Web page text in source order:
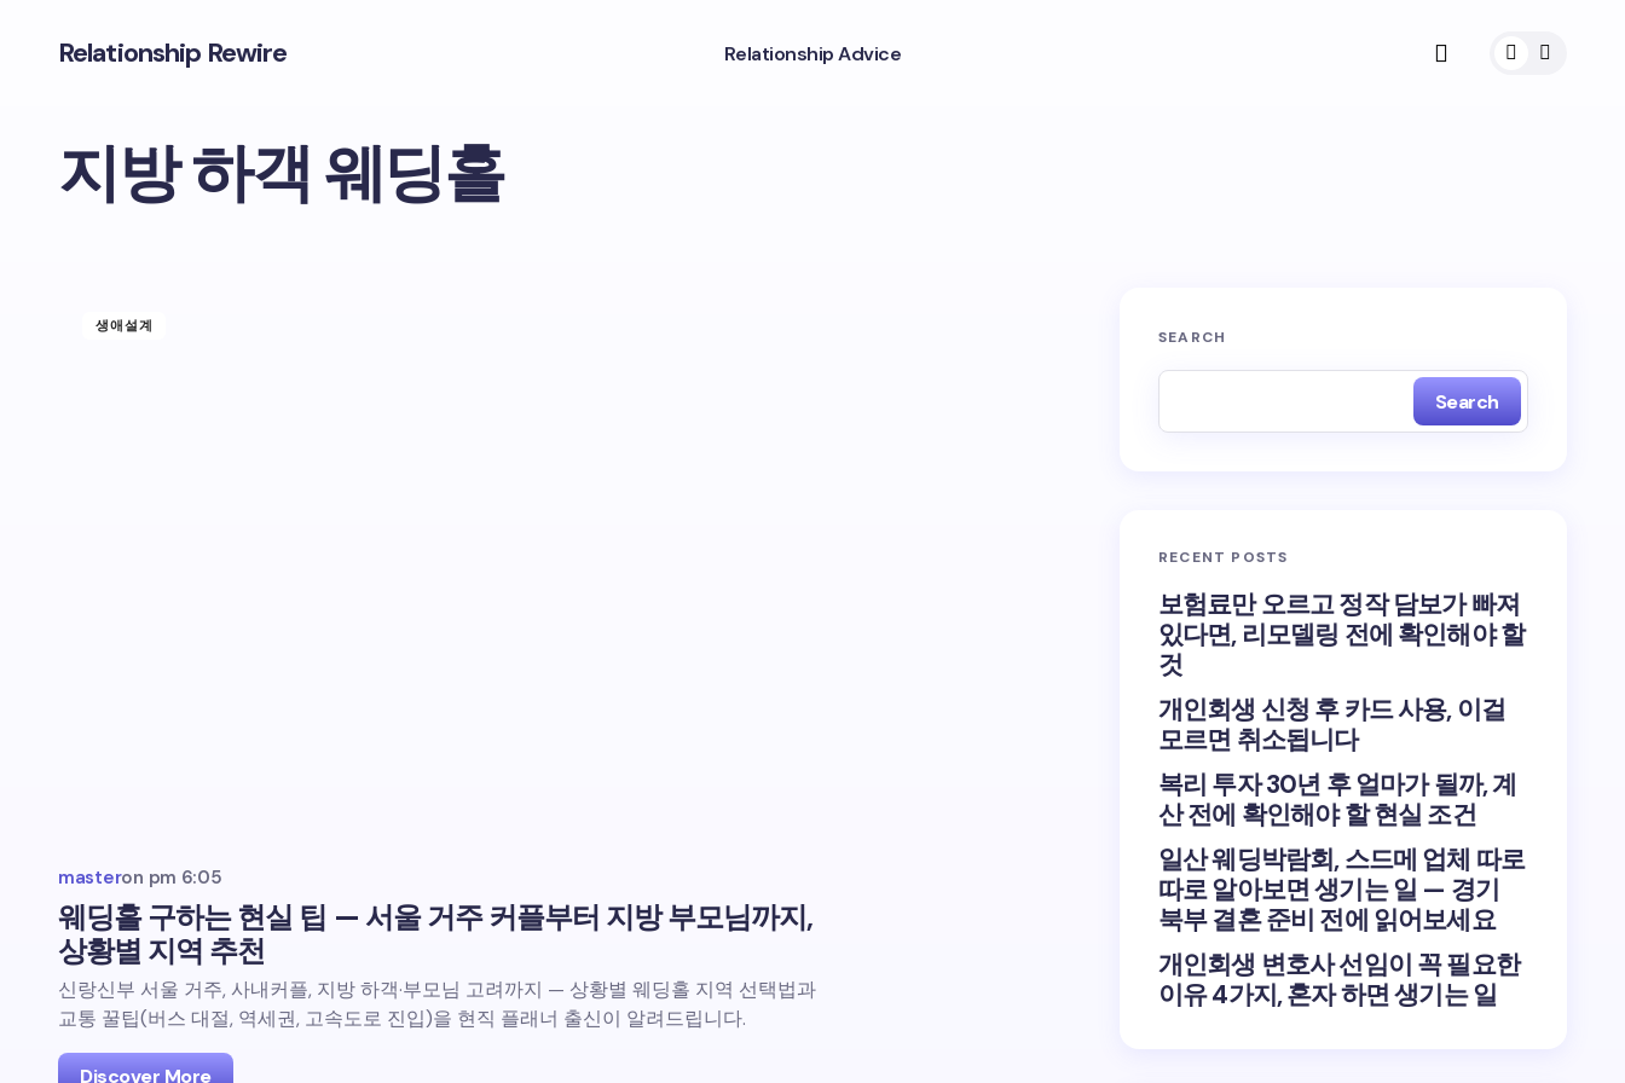
Relationship Rewire Relationship Advice
지방 하객 웨딩홀
생애설계
masteron pm 6:05
웨딩홀 구하는 현실 팁 — 서울 거주 커플부터 지방 부모님까지,
상황별 지역 추천
신랑신부 서울 거주, 사내커플, 지방 하객·부모님 고려까지 — 상황별 웨딩홀 지역 선택법과
교통 꿀팁(버스 대절, 역세권, 고속도로 진입)을 현직 플래너 출신이 알려드립니다.
Discover More
SEARCH
Search
RECENT POSTS
보험료만 오르고 정작 담보가 빠져
있다면, 리모델링 전에 확인해야 할
것
개인회생 신청 후 카드 사용, 이걸
모르면 취소됩니다
복리 투자 30년 후 얼마가 될까, 계
산 전에 확인해야 할 현실 조건
일산 웨딩박람회, 스드메 업체 따로
따로 알아보면 생기는 일 — 경기
북부 결혼 준비 전에 읽어보세요
개인회생 변호사 선임이 꼭 필요한
이유 4가지, 혼자 하면 생기는 일